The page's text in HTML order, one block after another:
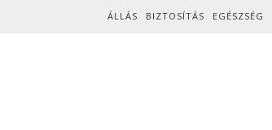
ÁLLÁS BIZTOSÍTÁS EGÉSZSÉG